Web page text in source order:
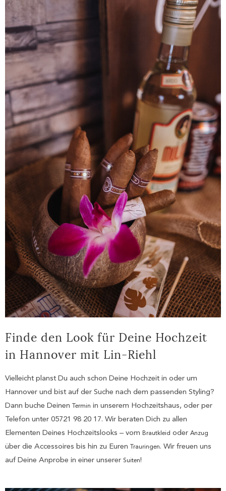
Finde den Look für Deine Hochzeit
in Hannover mit Lin-Riehl
Vielleicht planst Du auch schon Deine Hochzeit in oder um
Hannover und bist auf der Suche nach dem passenden Styling?
Dann buche Deinen
Termin in unserem Hochzeitshaus, oder per
Telefon unter 05721 98 20 17. Wir beraten Dich zu allen
Elementen Deines Hochzeitslooks – vom Brautkleid oder Anzug
über die Accessoires bis hin zu Euren Trauringen. Wir freuen uns
auf Deine Anprobe in einer unserer Suiten!